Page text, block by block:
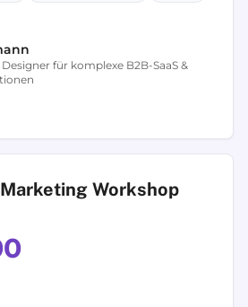
für komplexe B2B-SaaS &
Workshop